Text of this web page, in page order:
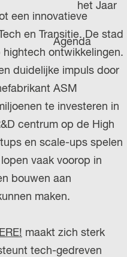
het Jaar
Agenda
een innovatieve
en Transitie. De stad
ontwikkelingen.
duidelijke impuls door
ASM
te investeren in
centrum op de High
en scale-ups spelen
vaak voorop in
bouwen aan
maken.
maakt zich sterk
tech-gedreven